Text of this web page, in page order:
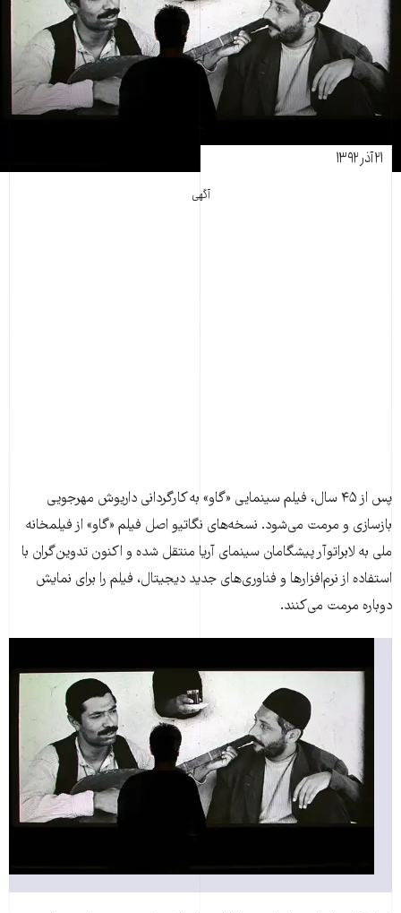
۲۱ آذر ۱۳۹۲
آگهی
پس از ۴۵ سال، فیلم سینمایی «گاو» به کارگردانی داریوش مهرجویی
بازسازی و مرمت می‌شود. نسخه‌های نگاتیو اصل فیلم «گاو» از فیلمخانه
ملی به لابراتوآر پیشگامان سینمای آریا منتقل شده‌ و اکنون تدوین‌گران با
استفاده از نرم‌افزار‌ها و فناوری‌های جدید دیجیتال، فیلم را برای نمایش
دوباره مرمت می‌کنند.